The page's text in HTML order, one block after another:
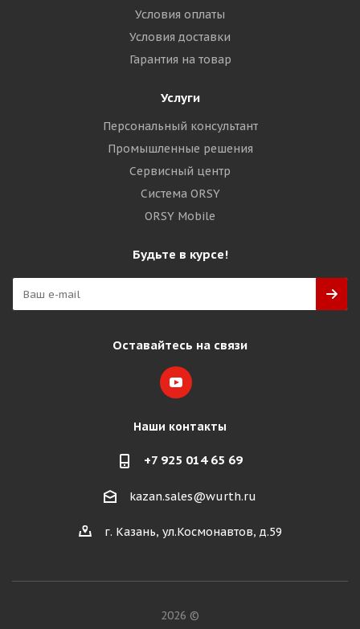
Условия оплаты
Условия доставки
Гарантия на товар
Услуги
Персональный консультант
Промышленные решения
Сервисный центр
Система ORSY
ORSY Mobile
Будьте в курсе!
Оставайтесь на связи
Наши контакты
+7 925 014 65 69
kazan.sales@wurth.ru
г. Казань, ул.Космонавтов, д.59
2026 ©